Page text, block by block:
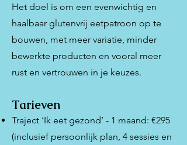
Het doel is om een evenwichtig en
haalbaar glutenvrij eetpatroon op te
bouwen, met meer variatie, minder
bewerkte producten en vooral meer
rust en vertrouwen in je keuzes.
Tarieven
Traject ‘Ik eet gezond’ - 1 maand: €295
(inclusief persoonlijk plan, 4 sessies en